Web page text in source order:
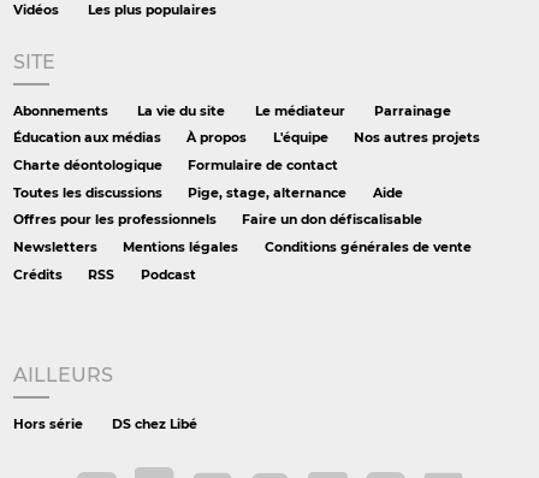
Vidéos
Les plus populaires
SITE
Abonnements La vie du site Le médiateur
Parrainage
Éducation aux médias
À propos L'équipe
Nos autres projets
Charte déontologique
Formulaire de contact
Toutes les discussions
Pige, stage, alternance
Aide
Offres pour les professionnels
Faire un don défiscalisable
Newsletters
Mentions légales
Conditions générales de vente
Crédits
RSS Podcast
AILLEURS
Hors série DS chez Libé